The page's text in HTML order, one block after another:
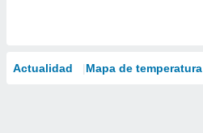
Actualidad Mapa de temperatura